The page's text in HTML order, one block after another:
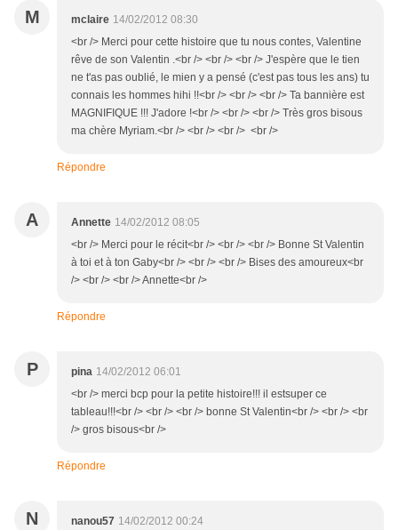
M mclaire 14/02/2012 08:30
<br /> Merci pour cette histoire que tu nous contes, Valentine
rêve de son Valentin .<br /> <br /> <br /> J'espère que le tien
ne t'as pas oublié, le mien y a pensé (c'est pas tous les ans) tu
connais les hommes hihi !!<br /> <br /> <br /> Ta bannière est
MAGNIFIQUE !!! J'adore !<br /> <br /> <br /> Très gros bisous
ma chère Myriam.<br /> <br /> <br /> <br />
Répondre
A Annette 14/02/2012 08:05
<br /> Merci pour le récit<br /> <br /> <br /> Bonne St Valentin
à toi et à ton Gaby<br /> <br /> <br /> Bises des amoureux<br
/> <br /> <br /> Annette<br />
Répondre
P pina 14/02/2012 06:01
<br /> merci bcp pour la petite histoire!!! il estsuper ce
tableau!!!<br /> <br /> <br /> bonne St Valentin<br /> <br /> <br
/> gros bisous<br />
Répondre
N nanou57 14/02/2012 00:24